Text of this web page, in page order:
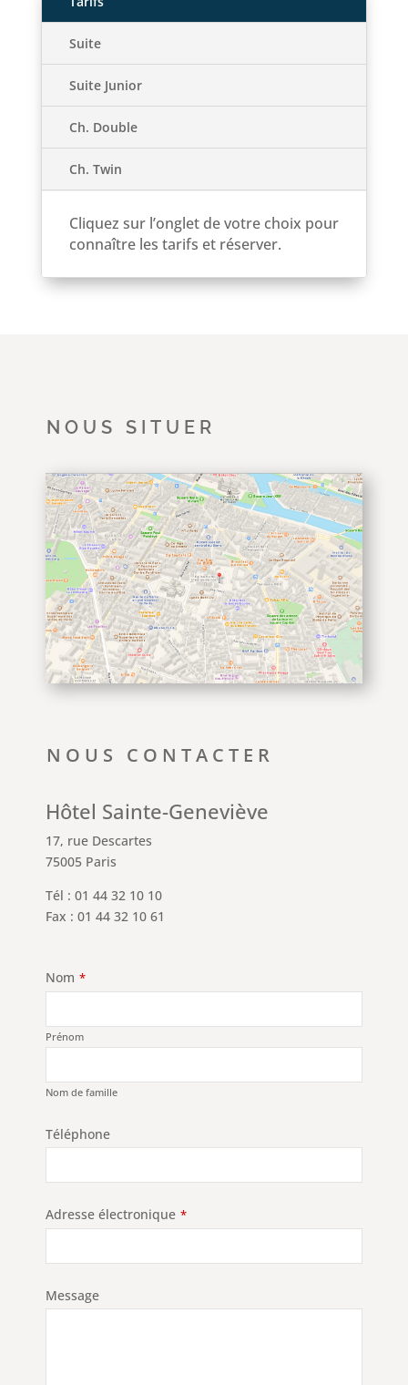
Suite
Suite Junior
Ch. Double
Ch. Twin
Cliquez sur l’onglet de votre choix pour
connaître les tarifs et réserver.
NOUS SITUER
NOUS CONTACTER
Hôtel Sainte-Geneviève
17, rue Descartes
75005 Paris
Tél : 01 44 32 10 10
Fax : 01 44 32 10 61
Nom *
Prénom
Nom de famille
Téléphone
Adresse électronique *
Message